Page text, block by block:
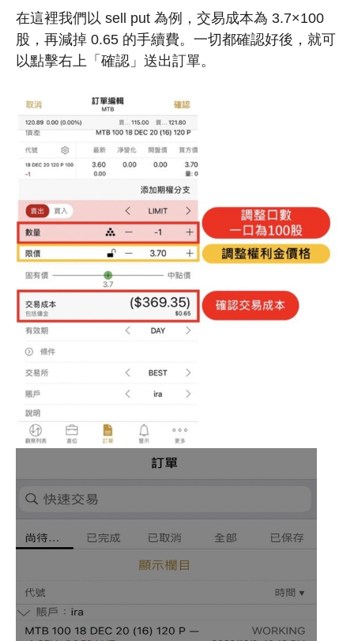
在這裡我們以 sell put 為例，交易成本為 3.7×100
股，再減掉 0.65 的手續費。一切都確認好後，就可
以點擊右上「確認」送出訂單。